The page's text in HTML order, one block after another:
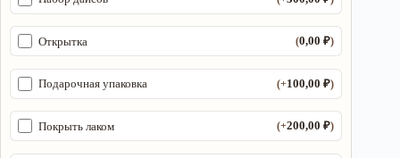
Открытка (0,00₽)
Подарочная упаковка (+100,00₽)
Покрыть лаком (+200,00₽)